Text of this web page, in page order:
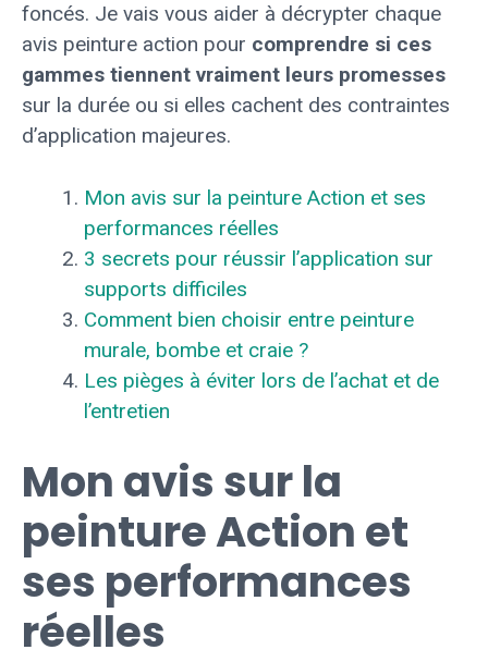
foncés. Je vais vous aider à décrypter chaque
avis peinture action pour comprendre si ces
gammes tiennent vraiment leurs promesses
sur la durée ou si elles cachent des contraintes
d’application majeures.
Mon avis sur la peinture Action et ses
performances réelles
3 secrets pour réussir l’application sur
supports difficiles
Comment bien choisir entre peinture
murale, bombe et craie ?
Les pièges à éviter lors de l’achat et de
l’entretien
Mon avis sur la
peinture Action et
ses performances
réelles